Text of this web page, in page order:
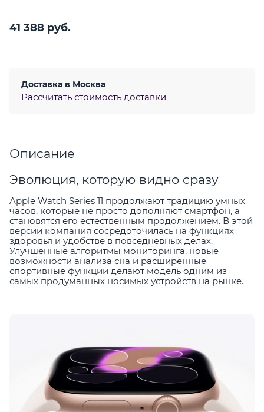
41 388 руб.
Доставка в Москва
Рассчитать стоимость доставки
Описание
Эволюция, которую видно сразу
Apple Watch Series 11 продолжают традицию умных
часов, которые не просто дополняют смартфон, а
становятся его естественным продолжением. В этой
версии компания сосредоточилась на функциях
здоровья и удобстве в повседневных делах.
Улучшенные алгоритмы мониторинга, новые
возможности анализа сна и расширенные
спортивные функции делают модель одним из
самых продуманных носимых устройств на рынке.